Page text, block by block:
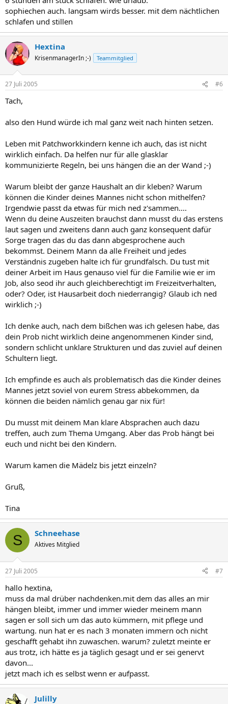
sophiechen auch. langsam wirds besser. mit dem nächtlichen
schlafen und stillen
Hextina
KrisenmanagerIn ;-) Teammitglied
27 Juli 2005 #6
Tach,
also den Hund würde ich mal ganz weit nach hinten setzen.
Leben mit Patchworkkindern kenne ich auch, das ist nicht
wirklich einfach. Da helfen nur für alle glasklar
kommunizierte Regeln, bei uns hängen die an der Wand ;-)
Warum bleibt der ganze Haushalt an dir kleben? Warum
können die Kinder deines Mannes nicht schon mithelfen?
Irgendwie passt da etwas für mich ned z'sammen....
Wenn du deine Auszeiten brauchst dann musst du das erstens
laut sagen und zweitens dann auch ganz konsequent dafür
Sorge tragen das du das dann abgesprochene auch
bekommst. Deinem Mann da alle Freiheit und jedes
Verständnis zugeben halte ich für grundfalsch. Du tust mit
deiner Arbeit im Haus genauso viel für die Familie wie er im
Job, also seod ihr auch gleichberechtigt im Freizeitverhalten,
oder? Oder, ist Hausarbeit doch niederrangig? Glaub ich ned
wirklich ;-)
Ich denke auch, nach dem bißchen was ich gelesen habe, das
dein Prob nicht wirklich deine angenommenen Kinder sind,
sondern schlicht unklare Strukturen und das zuviel auf deinen
Schultern liegt.
Ich empfinde es auch als problematisch das die Kinder deines
Mannes jetzt soviel von eurem Stress abbekommen, da
können die beiden nämlich genau gar nix für!
Du musst mit deinem Man klare Absprachen auch dazu
treffen, auch zum Thema Umgang. Aber das Prob hängt bei
euch und nicht bei den Kindern.
Warum kamen die Mädelz bis jetzt einzeln?
Gruß,
Tina
S Schneehase
Aktives Mitglied
27 Juli 2005 #7
hallo hextina,
muss da mal drüber nachdenken.mit dem das alles an mir
hängen bleibt, immer und immer wieder meinem mann
sagen er soll sich um das auto kümmern, mit pflege und
wartung. nun hat er es nach 3 monaten immern och nicht
geschafft gehabt ihn zuwaschen. warum? zuletzt meinte er
aus trotz, ich hätte es ja täglich gesagt und er sei genervt
davon...
jetzt mach ich es selbst wenn er aufpasst.
Julilly